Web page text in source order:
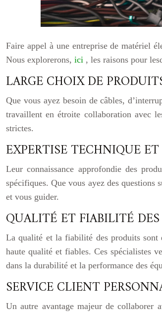
Faire appel à une entreprise de matériel
Nous explorerons, ici , les raisons pour
LARGE CHOIX DE
Que vous ayez besoin de câbles,
travaillent en étroite collaboration avec
strictes.
EXPERTISE TECHNIQUE
Leur connaissance approfondie des
spécifiques. Que vous ayez des
et vous guider.
QUALITÉ ET FIABILITÉ
La qualité et la fiabilité des produits sont
haute qualité et fiables. Ces spécialistes
dans la durabilité et la performance des
SERVICE CLIENT
Un autre avantage majeur de collaborer